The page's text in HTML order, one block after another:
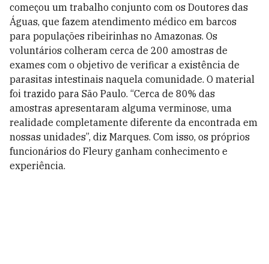
começou um trabalho conjunto com os Doutores das
Águas, que fazem atendimento médico em barcos
para populações ribeirinhas no Amazonas. Os
voluntários colheram cerca de 200 amostras de
exames com o objetivo de verificar a existência de
parasitas intestinais naquela comunidade. O material
foi trazido para São Paulo. “Cerca de 80% das
amostras apresentaram alguma verminose, uma
realidade completamente diferente da encontrada em
nossas unidades”, diz Marques. Com isso, os próprios
funcionários do Fleury ganham conhecimento e
experiência.